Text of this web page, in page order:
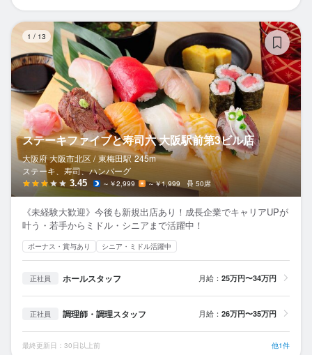
1 / 13
ステーキファイブと寿司六 大阪駅前第3ビル店
大阪府 大阪市北区 / 東梅田駅 245m
ステーキ、寿司、ハンバーグ
3.45 ～￥2,999 ～￥1,999 50席
《未経験大歓迎》今後も新規出店あり！成長企業でキャリアUPが
叶う・若手からミドル・シニアまで活躍中！
ボーナス・賞与あり シニア・ミドル活躍中
正社員 ホールスタッフ 月給： 25万円〜34万円
正社員 調理師・調理スタッフ 月給： 26万円〜35万円
最終更新日：30日以上前 他1件